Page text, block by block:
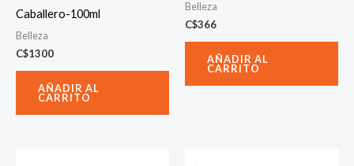
Caballero-100ml
Belleza
C$1300
AÑADIR AL
CARRITO
Belleza
C$366
AÑADIR AL
CARRITO